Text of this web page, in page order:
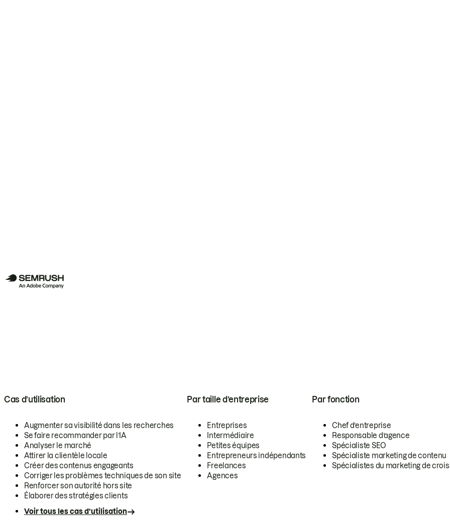
Cas d’utilisation
Augmenter sa visibilité dans les recherches
Se faire recommander par l’IA
Analyser le marché
Attirer la clientèle locale
Créer des contenus engageants
Corriger les problèmes techniques de son site
Renforcer son autorité hors site
Élaborer des stratégies clients
Voir tous les cas d’utilisation
Par taille d’entreprise
Entreprises
Intermédiaire
Petites équipes
Entrepreneurs indépendants
Freelances
Agences
Par fonction
Chef d’entreprise
Responsable d’agence
Spécialiste SEO
Spécialiste marketing de contenu
Spécialistes du marketing de